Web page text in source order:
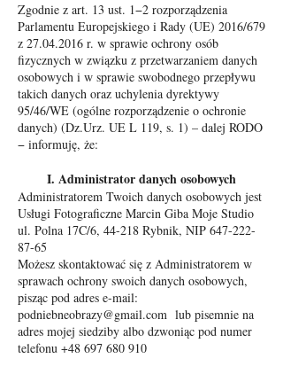
Zgodnie z art. 13 ust. 1−2 rozporządzenia
Parlamentu Europejskiego i Rady (UE) 2016/679
z 27.04.2016 r. w sprawie ochrony osób
fizycznych w związku z przetwarzaniem danych
osobowych i w sprawie swobodnego przepływu
takich danych oraz uchylenia dyrektywy
95/46/WE (ogólne rozporządzenie o ochronie
danych) (Dz.Urz. UE L 119, s. 1) – dalej RODO
− informuję, że:
I. Administrator danych osobowych
Administratorem Twoich danych osobowych jest
Usługi Fotograficzne Marcin Giba Moje Studio
ul. Polna 17C/6, 44-218 Rybnik, NIP 647-222-
87-65
Możesz skontaktować się z Administratorem w
sprawach ochrony swoich danych osobowych,
pisząc pod adres e-mail:
podniebneobrazy@gmail.com lub pisemnie na
adres mojej siedziby albo dzwoniąc pod numer
telefonu +48 697 680 910